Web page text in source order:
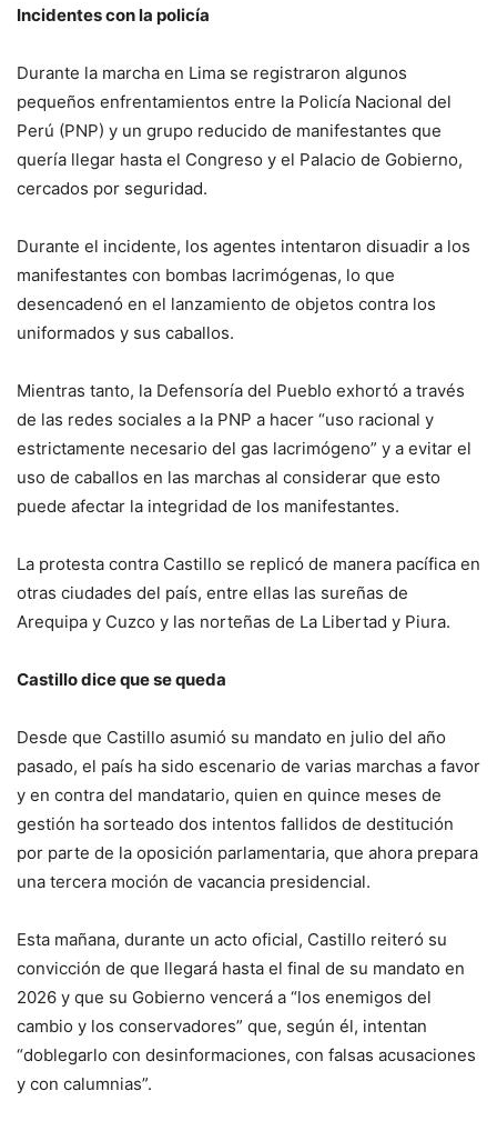
Incidentes con la policía
Durante la marcha en Lima se registraron algunos
pequeños enfrentamientos entre la Policía Nacional del
Perú (PNP) y un grupo reducido de manifestantes que
quería llegar hasta el Congreso y el Palacio de Gobierno,
cercados por seguridad.
Durante el incidente, los agentes intentaron disuadir a los
manifestantes con bombas lacrimógenas, lo que
desencadenó en el lanzamiento de objetos contra los
uniformados y sus caballos.
Mientras tanto, la Defensoría del Pueblo exhortó a través
de las redes sociales a la PNP a hacer “uso racional y
estrictamente necesario del gas lacrimógeno” y a evitar el
uso de caballos en las marchas al considerar que esto
puede afectar la integridad de los manifestantes.
La protesta contra Castillo se replicó de manera pacífica en
otras ciudades del país, entre ellas las sureñas de
Arequipa y Cuzco y las norteñas de La Libertad y Piura.
Castillo dice que se queda
Desde que Castillo asumió su mandato en julio del año
pasado, el país ha sido escenario de varias marchas a favor
y en contra del mandatario, quien en quince meses de
gestión ha sorteado dos intentos fallidos de destitución
por parte de la oposición parlamentaria, que ahora prepara
una tercera moción de vacancia presidencial.
Esta mañana, durante un acto oficial, Castillo reiteró su
convicción de que llegará hasta el final de su mandato en
2026 y que su Gobierno vencerá a “los enemigos del
cambio y los conservadores” que, según él, intentan
“doblegarlo con desinformaciones, con falsas acusaciones
y con calumnias”.